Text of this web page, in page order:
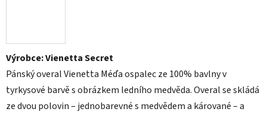
Výrobce: Vienetta Secret
Pánský overal Vienetta Méďa ospalec ze 100% bavlny v
tyrkysové barvě s obrázkem ledního medvěda. Overal se skládá
ze dvou polovin – jednobarevné s medvědem a kárované – a